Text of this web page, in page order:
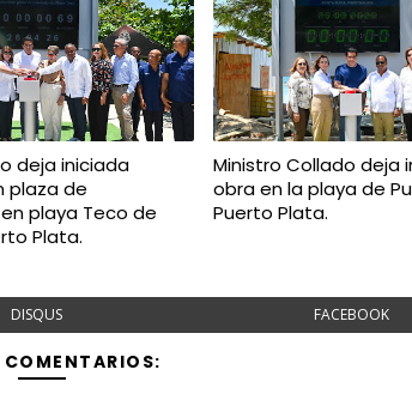
deja iniciada
plaza de
playa Teco de
Plata.
Ministro Collado deja
obra en la playa de
Puerto Plata.
DISQUS FACEBOOK